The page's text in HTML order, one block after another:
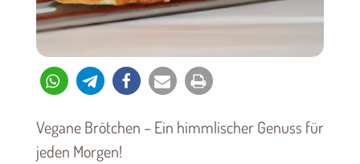
Vegane Brötchen – Ein himmlischer Genuss für
jeden Morgen!